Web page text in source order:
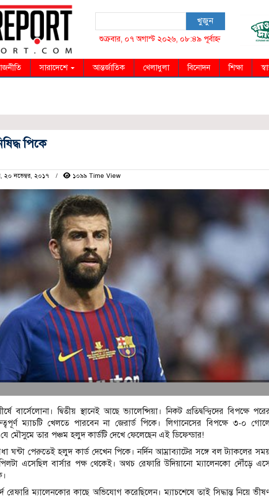
খুজুন
শুক্রবার, ০৭ অগাস্ট ২০২৬, ০৮:৪৯ পূর্বাহ্ন
সারাদেশে আন্তর্জাতিক খেলাধুলা বিনোদন শিক্ষা
পিকে
নভেম্বর, ২০১৭ ১০৯৯ Time View
বার্সেলোনা। দ্বিতীয় স্থানেই আছে ভ্যালেন্সিয়া। নিকট প্রতিদ্বন্দ্বিদের বিপক্ষে
ম্যাচটি খেলতে পারবেন না জেরার্ড পিকে। লিগানেসের বিপক্ষে ৩-০
মৌসুমে তার পঞ্চম হলুদ কার্ডটি দেখে ফেলেছেন এই ডিফেন্ডার!
ঘন্টা পেরুতেই হলুদ কার্ড দেখেন পিকে। নর্দিন আম্রাব্যাটের সঙ্গে বল ট্যাকলের
এসেছিল বার্সার পক্ষ থেকেই। অথচ রেফারি উদিয়ানো ম্যালেনকো দৌঁড়ে
রেফারি ম্যালেনকোর কাছে অভিযোগ করেছিলেন। ম্যাচশেষে তাই সিদ্ধান্ত নিয়ে